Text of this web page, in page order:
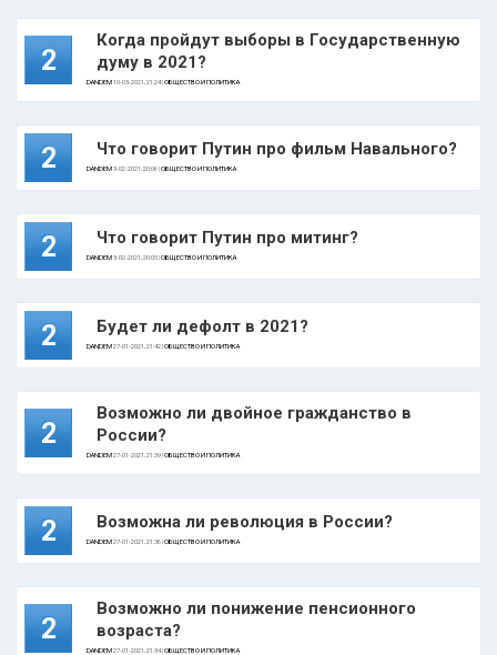
2
Когда пройдут выборы в Государственную
думу в 2021?
DANDEM10-03-2021, 21:24 |ОБЩЕСТВО И ПОЛИТИКА
2 Что говорит Путин про фильм Навального?
DANDEM3-02-2021, 20:06 |ОБЩЕСТВО И ПОЛИТИКА
2 Что говорит Путин про митинг?
DANDEM3-02-2021, 20:05 |ОБЩЕСТВО И ПОЛИТИКА
2 Будет ли дефолт в 2021?
DANDEM27-01-2021, 21:42 |ОБЩЕСТВО И ПОЛИТИКА
2
Возможно ли двойное гражданство в
России?
DANDEM27-01-2021, 21:39 |ОБЩЕСТВО И ПОЛИТИКА
2 Возможна ли революция в России?
DANDEM27-01-2021, 21:36 |ОБЩЕСТВО И ПОЛИТИКА
2
Возможно ли понижение пенсионного
возраста?
DANDEM27-01-2021, 21:34 |ОБЩЕСТВО И ПОЛИТИКА